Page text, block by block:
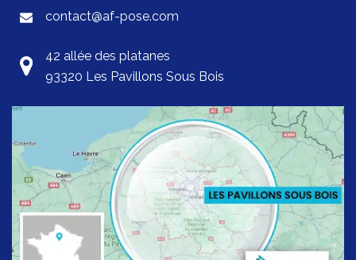
contact@af-pose.com
42 allée des platanes
93320 Les Pavillons Sous Bois